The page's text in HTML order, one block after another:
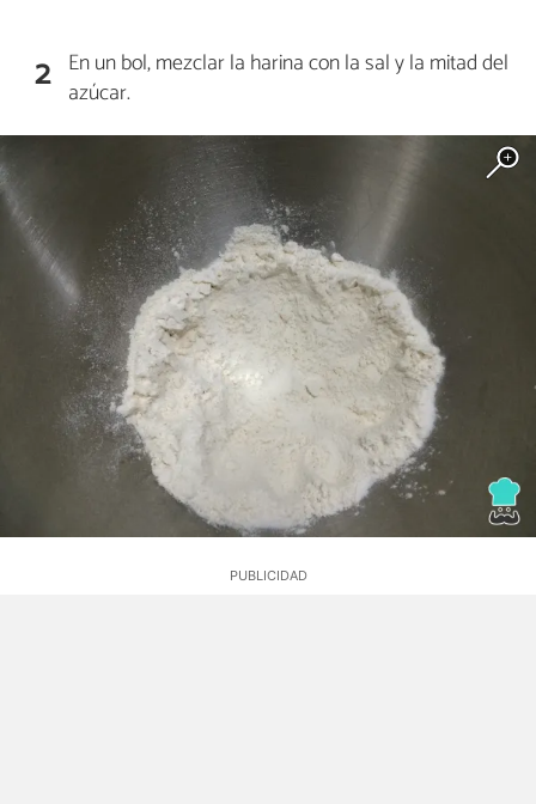
2 En un bol, mezclar la harina con la sal y la mitad del
azúcar.